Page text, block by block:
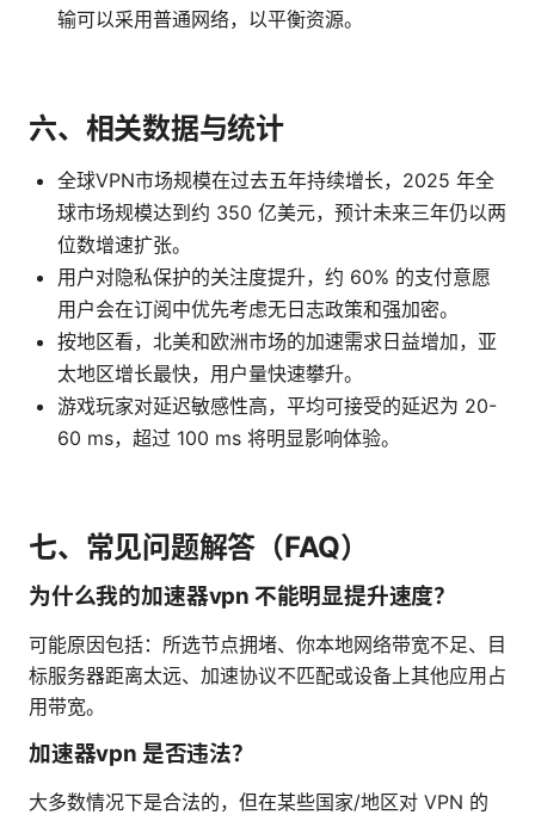
输可以采用普通网络，以平衡资源。
六、相关数据与统计
全球VPN市场规模在过去五年持续增长，2025 年全
球市场规模达到约 350 亿美元，预计未来三年仍以两
位数增速扩张。
用户对隐私保护的关注度提升，约 60% 的支付意愿
用户会在订阅中优先考虑无日志政策和强加密。
按地区看，北美和欧洲市场的加速需求日益增加，亚
太地区增长最快，用户量快速攀升。
游戏玩家对延迟敏感性高，平均可接受的延迟为 20-
60 ms，超过 100 ms 将明显影响体验。
七、常见问题解答（FAQ）
为什么我的加速器vpn 不能明显提升速度？
可能原因包括：所选节点拥堵、你本地网络带宽不足、目
标服务器距离太远、加速协议不匹配或设备上其他应用占
用带宽。
加速器vpn 是否违法？
大多数情况下是合法的，但在某些国家/地区对 VPN 的